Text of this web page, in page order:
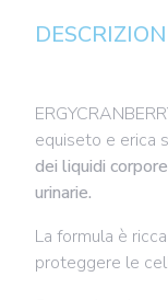
equiseto e erica
dei liquidi
urinarie.
La formula è
proteggere le